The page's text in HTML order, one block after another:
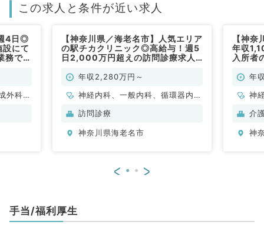
この求人と条件が近い求人
4日◎
にて
務で
外科、
【神奈川県／海老名市】人気エリア
の駅チカクリニック◎高給与！週5
日2,000万円超えの訪問診療求人
年収2,280万円～
神経内科、一般内科、循環器内
科、呼吸器内科、消化器内科、内
内科、血液内科、膠原病科
訪問診療
神奈川県海老名市
【神
年収
入所者
年
神
脳
環
介
神
< >
手当/福利厚生